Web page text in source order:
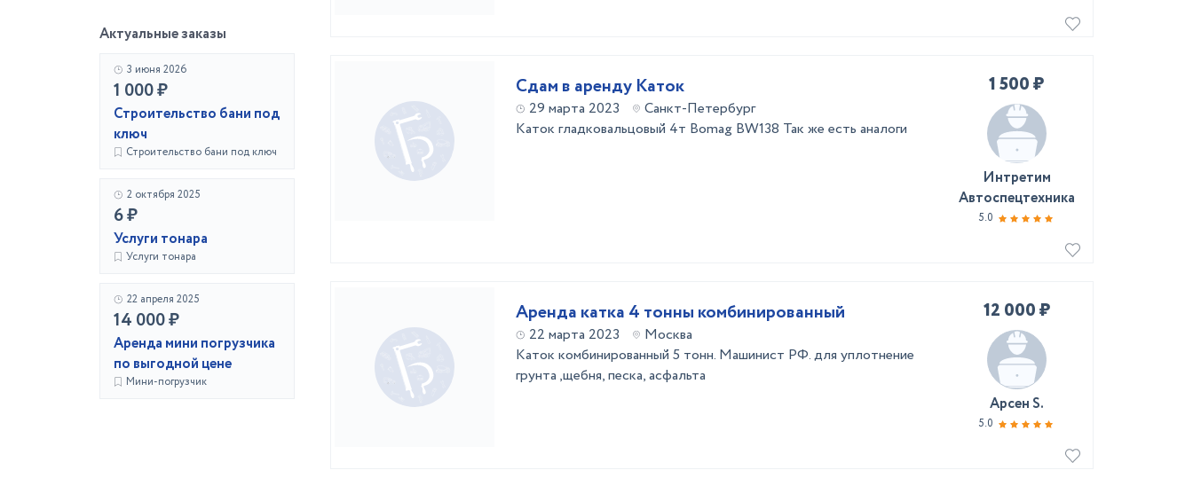
Актуальные заказы
3 июня 2026
1 000 ₽
Строительство бани под
ключ
Строительство бани под ключ
2 октября 2025
6 ₽
Услуги тонара
Услуги тонара
22 апреля 2025
14 000 ₽
Аренда мини погрузчика
по выгодной цене
Мини-погрузчик
Сдам в аренду Каток
29 марта 2023
Санкт-Петербург
Каток гладковальцовый 4т Bomag BW138 Так же есть аналоги
1 500 ₽
Интретим
Автоспецтехника
5.0
Аренда катка 4 тонны комбинированный
22 марта 2023
Москва
Каток комбинированный 5 тонн. Машинист РФ. для уплотнение
грунта ,щебня, песка, асфальта
12 000 ₽
Арсен S.
5.0